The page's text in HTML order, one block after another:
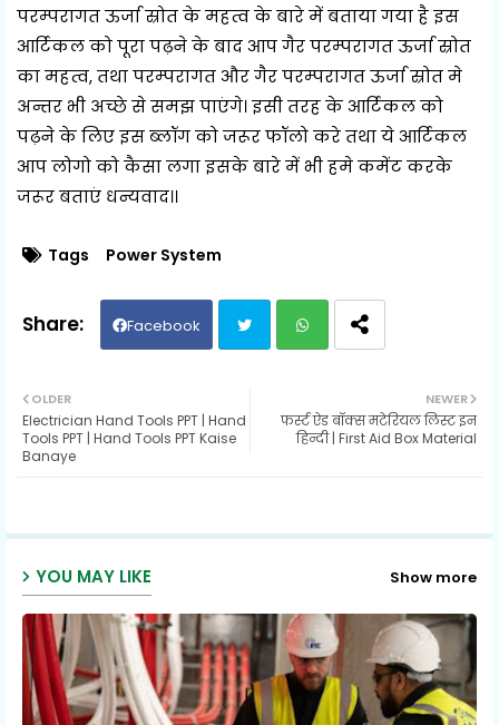
परम्परागत ऊर्जा स्रोत के महत्व के बारे में बताया गया है इस
आर्टिकल को पूरा पढ़ने के बाद आप गैर परम्परागत ऊर्जा स्रोत
का महत्व, तथा परम्परागत और गैर परम्परागत ऊर्जा स्रोत मे
अन्तर भी अच्छे से समझ पाएंगे। इसी तरह के आर्टिकल को
पढ़ने के लिए इस ब्लॉग को जरूर फॉलो करे तथा ये आर्टिकल
आप लोगो को कैसा लगा इसके बारे में भी हमे कमेंट करके
जरूर बताएं धन्यवाद।।
Tags Power System
Facebook
ter ats
NEWER
फर्स्ट ऐड बॉक्स मटेरियल लिस्ट इन
हिन्दी | First Aid Box Material
OLDER
Electrician Hand Tools PPT | Hand
Tools PPT | Hand Tools PPT Kaise
Banaye
YOU MAY LIKE Show more